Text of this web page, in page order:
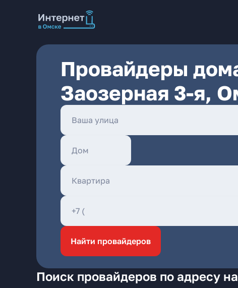
Провайдеры
Заозерная 3-я,
Найти провайдеров
Поиск провайдеров по адресу